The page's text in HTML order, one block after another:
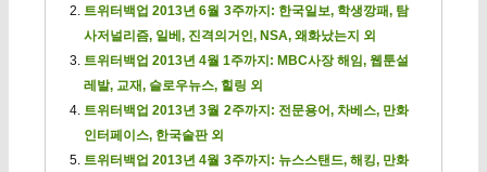
트위터백업 2013년 6월 3주까지: 한국일보, 학생깡패, 탐
사저널리즘, 일베, 진격의거인, NSA, 왜화났는지 외
트위터백업 2013년 4월 1주까지: MBC사장 해임, 웹툰설
레발, 교재, 슬로우뉴스, 힐링 외
트위터백업 2013년 3월 2주까지: 전문용어, 차베스, 만화
인터페이스, 한국술판 외
트위터백업 2013년 4월 3주까지: 뉴스스탠드, 해킹, 만화